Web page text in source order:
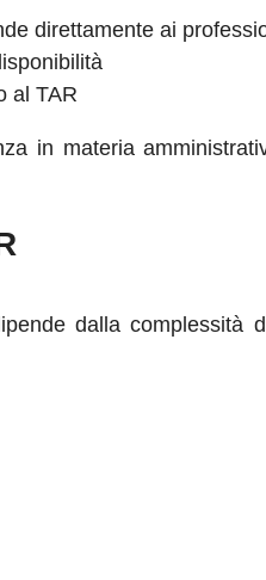
direttamente ai
al TAR
in materia
dalla complessità